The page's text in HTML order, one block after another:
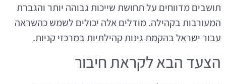
תושבים מדווחים על תחושת שייכות גבוהה יותר והגברת
המעורבות בקהילה. מודלים אלה יכולים לשמש כהשראה
עבור ישראל בהקמת גינות קהילתיות במרכזי קניות.
הצעד הבא לקראת חיבור